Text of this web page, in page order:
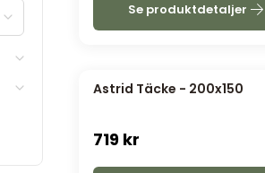
Se produktdetaljer
Astrid Täcke - 200x150
719 kr